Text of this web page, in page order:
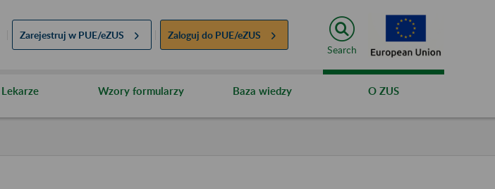
Zarejestruj w PUE/eZUS Zaloguj do PUE/eZUS
Search
Lekarze Wzory formularzy Baza wiedzy O ZUS